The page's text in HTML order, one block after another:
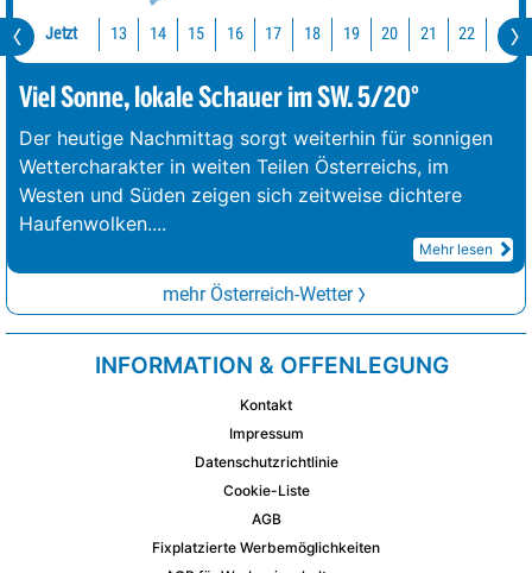
Jetzt 13 14 15 16 17 18 19 20 21 22 23
Viel Sonne, lokale Schauer im SW. 5/20°
Der heutige Nachmittag sorgt weiterhin für sonnigen
Wettercharakter in weiten Teilen Österreichs, im
Westen und Süden zeigen sich zeitweise dichtere
Haufenwolken....
Mehr lesen
mehr Österreich-Wetter
INFORMATION & OFFENLEGUNG
Kontakt
Impressum
Datenschutzrichtlinie
Cookie-Liste
AGB
Fixplatzierte Werbemöglichkeiten